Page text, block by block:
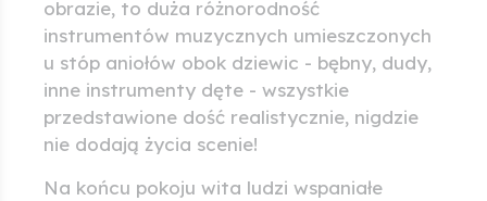
obrazie, to duża różnorodność
instrumentów muzycznych umieszczonych
u stóp aniołów obok dziewic - bębny, dudy,
inne instrumenty dęte - wszystkie
przedstawione dość realistycznie, nigdzie
nie dodają życia scenie!
Na końcu pokoju wita ludzi wspaniałe